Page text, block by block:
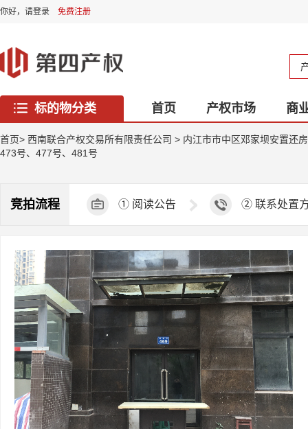
你好， 请登录 免费注册
标的物分类 首页 产权市场
商
西藏专区
首页> 西南联合产权交易所有限责任公司 > 内江市市中区邓家坝安置还
473号、477号、481号
竞拍流程 ① 阅读公告 ② 联系处置